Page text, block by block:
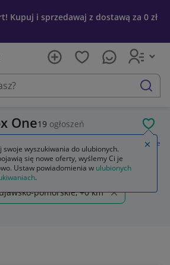
Kupuj i sprzedawaj z dostawą za 0 zł
szukaj
One19 ogłoszeń
Microsoft Xbox One
one
pomorskie, +0 km
swoje wyszukiwania do ulubionych.
się nowe oferty, wyślemy Ci je
Ustaw powiadomienia w ulubionych
.